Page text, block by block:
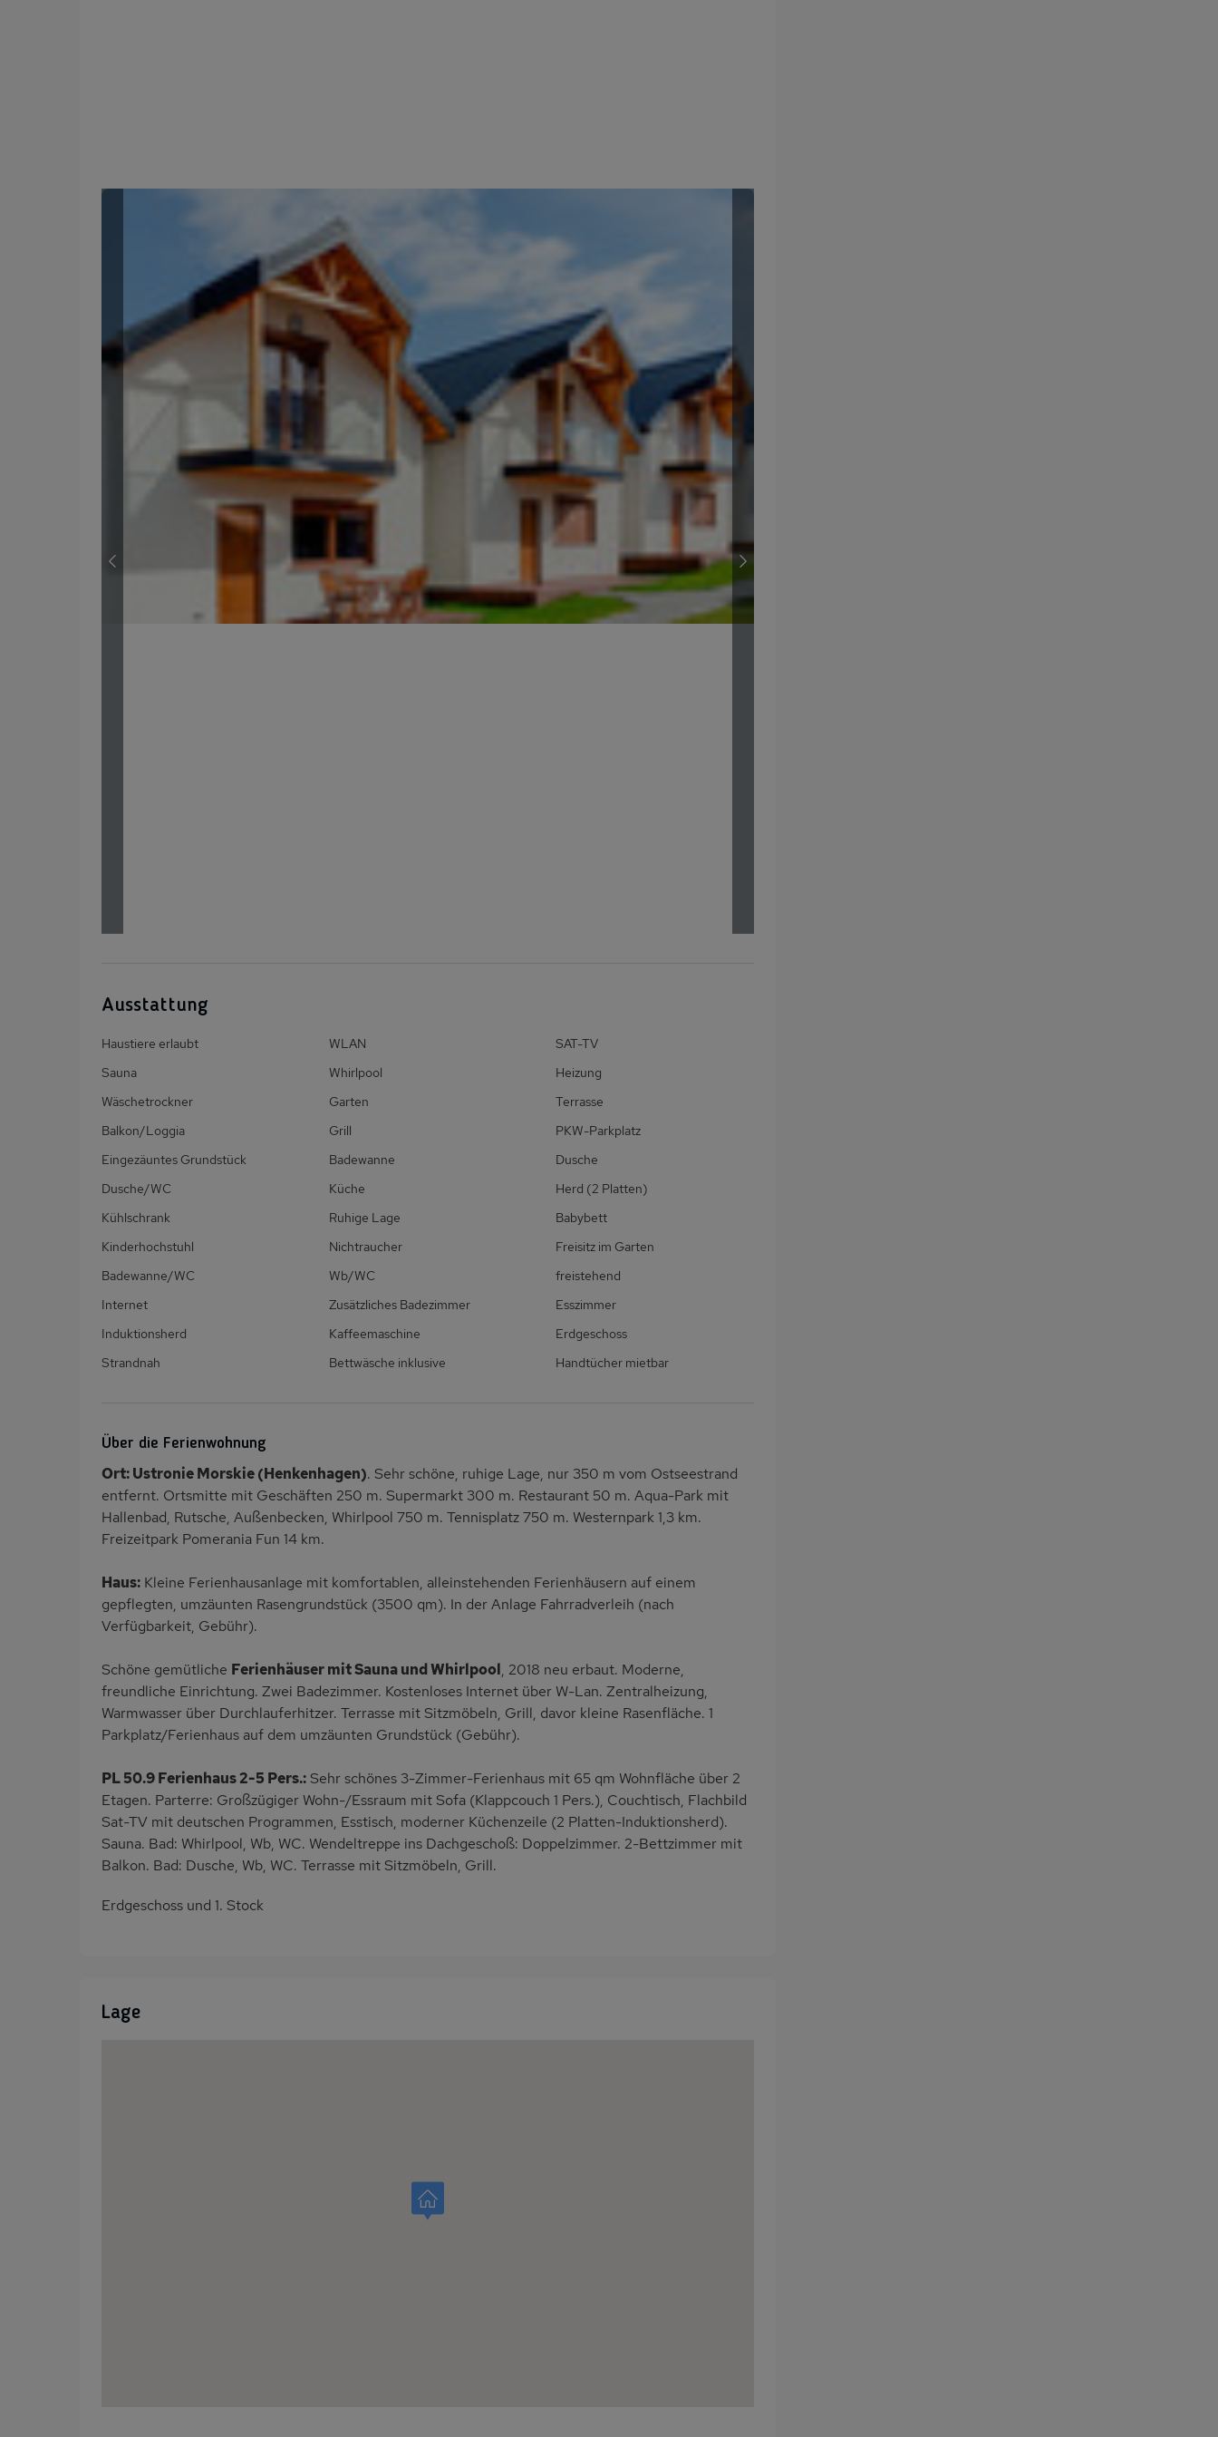
Ausstattung
Haustiere erlaubt WLAN
SAT-TV
Sauna
Whirlpool
Heizung
Wäschetrockner
Garten
Terrasse
Balkon/Loggia
Grill
PKW-Parkplatz
Eingezäuntes Grundstück
Badewanne
Dusche
Dusche/WC
Küche
Herd (2 Platten)
Kühlschrank
Ruhige Lage
Babybett
Kinderhochstuhl
Nichtraucher
Freisitz im Garten
Badewanne/WC
Wb/WC
freistehend
Internet
Zusätzliches Badezimmer
Esszimmer
Induktionsherd
Kaffeemaschine
Erdgeschoss
Strandnah
Bettwäsche inklusive Handtücher mietbar
Über die Ferienwohnung
Ort: Ustronie Morskie (Henkenhagen). Sehr schöne, ruhige Lage, nur 350 m vom Ostseestrand
entfernt. Ortsmitte mit Geschäften 250 m. Supermarkt 300 m. Restaurant 50 m. Aqua-Park mit
Hallenbad, Rutsche, Außenbecken, Whirlpool 750 m. Tennisplatz 750 m. Westernpark 1,3 km.
Freizeitpark Pomerania Fun 14 km.
Haus: Kleine Ferienhausanlage mit komfortablen, alleinstehenden Ferienhäusern auf einem
gepflegten, umzäunten Rasengrundstück (3500 qm). In der Anlage Fahrradverleih (nach
Verfügbarkeit, Gebühr).
Schöne gemütliche Ferienhäuser mit Sauna und Whirlpool, 2018 neu erbaut. Moderne,
freundliche Einrichtung. Zwei Badezimmer. Kostenloses Internet über W-Lan. Zentralheizung,
Warmwasser über Durchlauferhitzer. Terrasse mit Sitzmöbeln, Grill, davor kleine Rasenfläche. 1
Parkplatz/Ferienhaus auf dem umzäunten Grundstück (Gebühr).
PL 50.9 Ferienhaus 2-5 Pers.: Sehr schönes 3-Zimmer-Ferienhaus mit 65 qm Wohnfläche über 2
Etagen. Parterre: Großzügiger Wohn-/Essraum mit Sofa (Klappcouch 1 Pers.), Couchtisch, Flachbild
Sat-TV mit deutschen Programmen, Esstisch, moderner Küchenzeile (2 Platten-Induktionsherd).
Sauna. Bad: Whirlpool, Wb, WC. Wendeltreppe ins Dachgeschoß: Doppelzimmer. 2-Bettzimmer mit
Balkon. Bad: Dusche, Wb, WC. Terrasse mit Sitzmöbeln, Grill.
Erdgeschoss und 1. Stock
Lage